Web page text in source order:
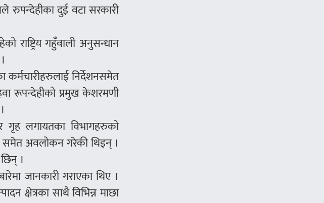
रुपन्देहीका दुई वटा सरकारी
राष्ट्रिय गहुँवाली अनुसन्धान
निर्देशनसमेत
रूपन्देहीको प्रमुख केशरमणी
गृह लगायतका विभागहरुको
समेत अवलोकन गरेकी थिइन् ।
।
जानकारी गराएका थिए ।
क्षेत्रका साथै विभिन्न माछा